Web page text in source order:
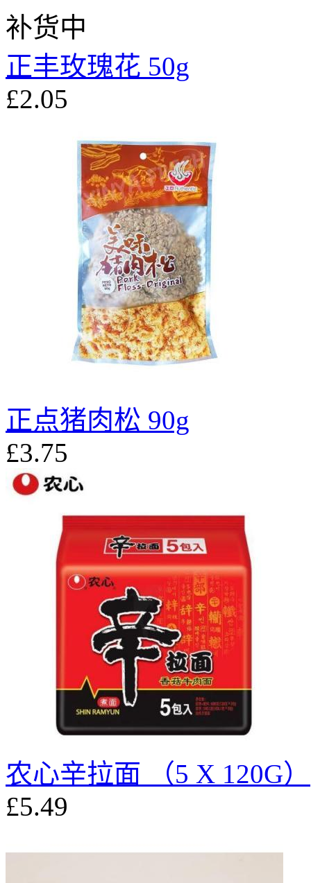
补货中
正丰玫瑰花 50g
£2.05
正点猪肉松 90g
£3.75
农心辛拉面 （5 X 120G）
£5.49